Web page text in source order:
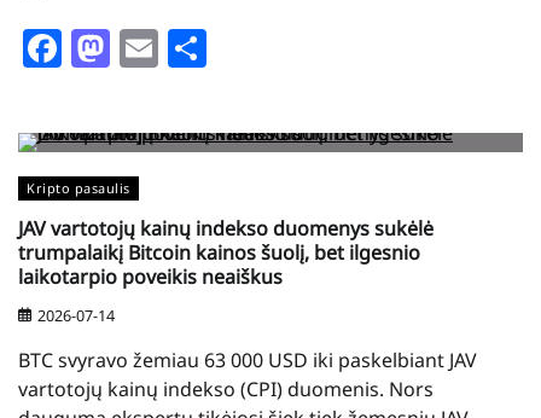
Facebook
Mastodon
Email
Kripto pasaulis
JAV vartotojų kainų indekso duomenys sukėlė
trumpalaikį Bitcoin kainos šuolį, bet ilgesnio
laikotarpio poveikis neaiškus
2026-07-14
BTC svyravo žemiau 63 000 USD iki paskelbiant JAV
vartotojų kainų indekso (CPI) duomenis. Nors